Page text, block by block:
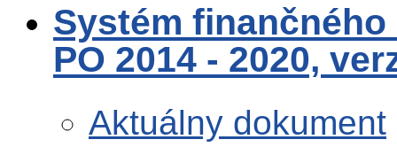
Systém finančného
PO 2014 - 2020,
Aktuálny dokument